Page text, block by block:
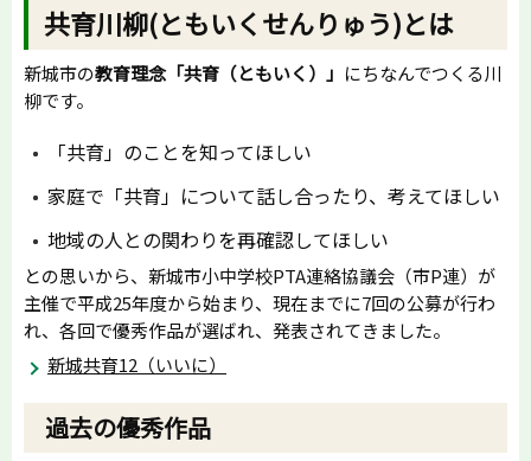
共育川柳(ともいくせんりゅう)とは
新城市の教育理念「共育（ともいく）」 にちなんでつくる川
柳です。
「共育」のことを知ってほしい
家庭で「共育」について話し合ったり、考えてほしい
地域の人との関わりを再確認してほしい
との思いから、新城市小中学校PTA連絡協議会（市P連）が
主催で平成25年度から始まり、現在までに7回の公募が行わ
れ、各回で優秀作品が選ばれ、発表されてきました。
新城共育12（いいに）
過去の優秀作品